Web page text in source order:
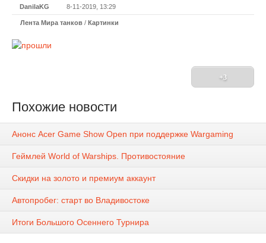
DanilaKG 8-11-2019, 13:29
Лента Мира танков / Картинки
+3
Похожие новости
Анонс Acer Game Show Open при поддержке Wargaming
Геймлей World of Warships. Противостояние
Скидки на золото и премиум аккаунт
Автопробег: старт во Владивостоке
Итоги Большого Осеннего Турнира